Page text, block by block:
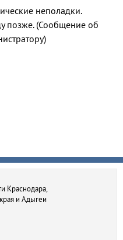
неполадки.
позже. (Сообщение об
Краснодара,
и Адыгеи